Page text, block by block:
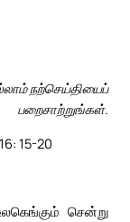
நற்செய்தியைப்
பறைசாற்றுங்கள்.
15-20
சென்று